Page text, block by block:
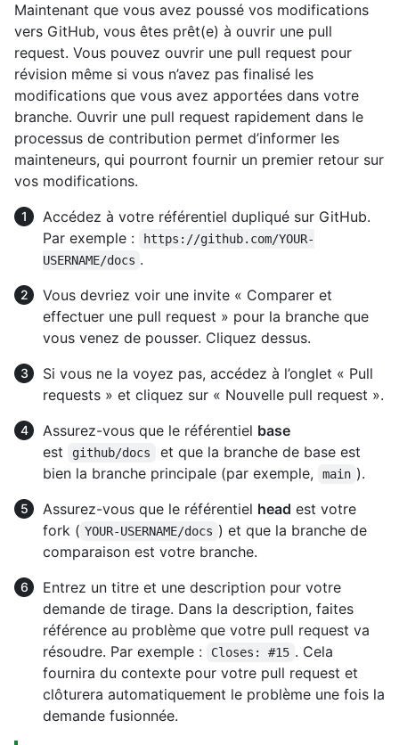
Maintenant que vous avez poussé vos modifications
vers GitHub, vous êtes prêt(e) à ouvrir une pull
request. Vous pouvez ouvrir une pull request pour
révision même si vous n’avez pas finalisé les
modifications que vous avez apportées dans votre
branche. Ouvrir une pull request rapidement dans le
processus de contribution permet d’informer les
mainteneurs, qui pourront fournir un premier retour sur
vos modifications.
Accédez à votre référentiel dupliqué sur GitHub.
Par exemple :
https://github.com/YOUR-
USERNAME/docs .
Vous devriez voir une invite « Comparer et
effectuer une pull request » pour la branche que
vous venez de pousser. Cliquez dessus.
Si vous ne la voyez pas, accédez à l’onglet « Pull
requests » et cliquez sur « Nouvelle pull request ».
Assurez-vous que le référentiel base
est
github/docs
et que la branche de base est
bien la branche principale (par exemple,
main ).
Assurez-vous que le référentiel head est votre
fork ( YOUR-USERNAME/docs ) et que la branche de
comparaison est votre branche.
Entrez un titre et une description pour votre
demande de tirage. Dans la description, faites
référence au problème que votre pull request va
résoudre. Par exemple :
Closes: #15 . Cela
fournira du contexte pour votre pull request et
clôturera automatiquement le problème une fois la
demande fusionnée.